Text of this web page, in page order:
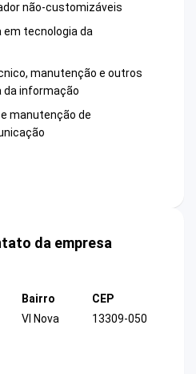
não-customizáveis
em tecnologia da
manutenção e outros
da informação
manutenção de
da empresa
Bairro
Vl Nova
CEP
13309-050